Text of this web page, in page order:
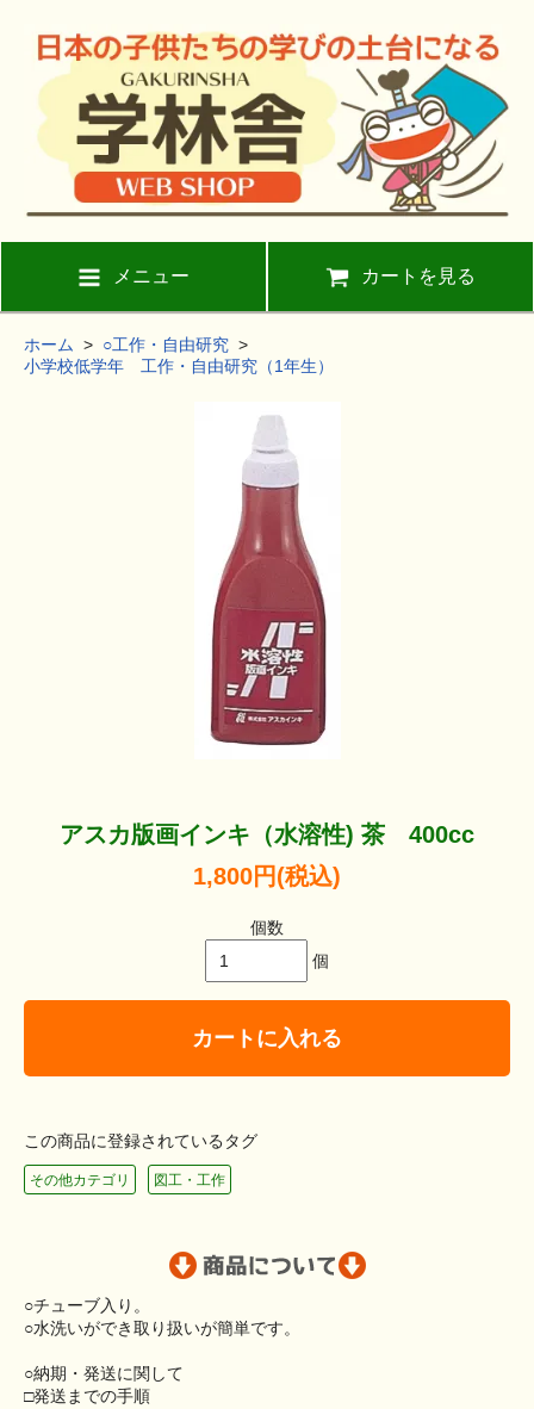
メニュー カートを見る
ホーム > ○工作・自由研究 >
小学校低学年 工作・自由研究（1年生）
アスカ版画インキ（水溶性) 茶 400cc
1,800円(税込)
個数
個
カートに入れる
この商品に登録されているタグ
その他カテゴリ 図工・工作
○チューブ入り。
○水洗いができ取り扱いが簡単です。
○納期・発送に関して
□発送までの手順